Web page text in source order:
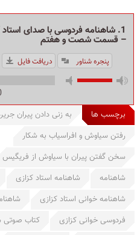
1. شاهنامه فردوسی با صدای استاد
– قسمت شصت و هفتم
پنجره شناور دریافت فایل
برچسب ها
به زنی دادن پیران
رفتن سیاوش و افراسیاب به شکار
سخن گفتن پیران با سیاوش از فریگیس
شاهنامه
شاهنامه استاد کزازی
شاهنامه خوانی استاد کزازی
فردوسی خوانی کزازی
کتاب صوتی